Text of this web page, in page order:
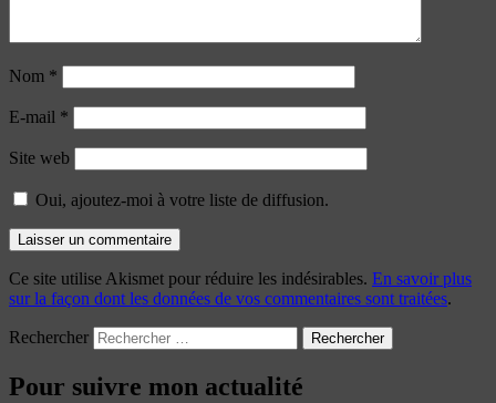
Nom *
E-mail *
Site web
Oui, ajoutez-moi à votre liste de diffusion.
Ce site utilise Akismet pour réduire les indésirables. En savoir plus
sur la façon dont les données de vos commentaires sont traitées.
Rechercher
Pour suivre mon actualité